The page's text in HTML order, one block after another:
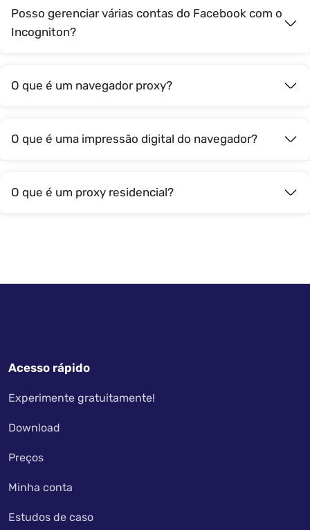
Posso gerenciar várias contas do Facebook com o
Incogniton?
O que é um navegador proxy?
O que é uma impressão digital do navegador?
O que é um proxy residencial?
Acesso rápido
Experimente gratuitamente!
Download
Preços
Minha conta
Estudos de caso